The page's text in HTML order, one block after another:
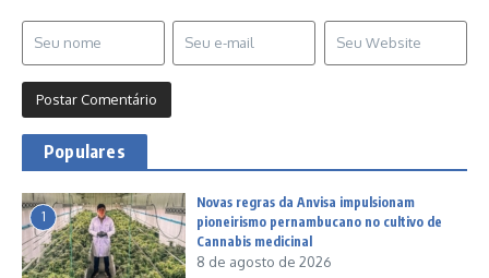
Populares
1
Novas regras da Anvisa impulsionam
pioneirismo pernambucano no cultivo de
Cannabis medicinal
8 de agosto de 2026